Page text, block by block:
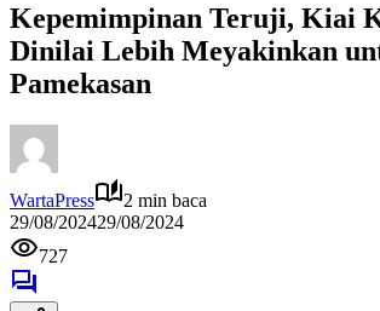
Kepemimpinan Teruji, Kiai
Dinilai Lebih Meyakinkan
Pamekasan
WartaPress
2 min baca
29/08/202429/08/2024
727